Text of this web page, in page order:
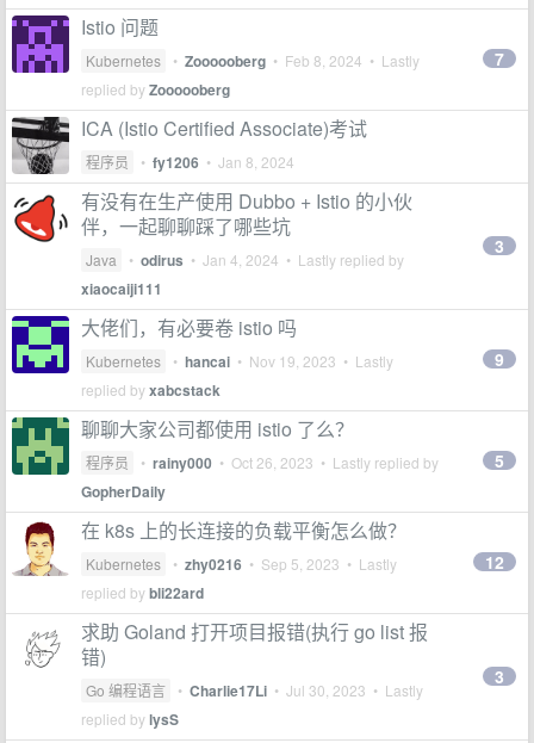
Istio 问题
Kubernetes • Zoooooberg • Feb 8, 2024 • Lastly
replied byZoooooberg
7
ICA (Istio Certified Associate)考试
程序员 • fy1206 • Jan 8, 2024
有没有在生产使用 Dubbo + Istio 的小伙
伴，一起聊聊踩了哪些坑
Java • odirus • Jan 4, 2024 • Lastly replied by
xiaocaiji111
3
大佬们，有必要卷 istio 吗
Kubernetes • hancai • Nov 19, 2023 • Lastly
replied byxabcstack
9
聊聊大家公司都使用 istio 了么？
程序员 • rainy000 • Oct 26, 2023 • Lastly replied by
GopherDaily
5
在 k8s 上的长连接的负载平衡怎么做？
Kubernetes • zhy0216 • Sep 5, 2023 • Lastly
replied bybli22ard
12
求助 Goland 打开项目报错(执行 go list 报
错)
Go 编程语言 • Charlie17Li • Jul 30, 2023 • Lastly
replied bylysS
3